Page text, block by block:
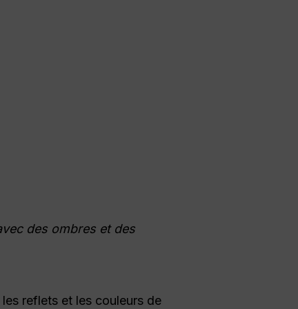
des ombres et des
reflets et les couleurs de